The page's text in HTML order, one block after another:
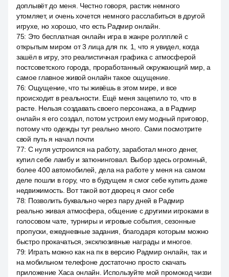
доплывёт до меня. Честно говоря, растик немного
утомляет, и очень хочется немного расслабиться в другой
игрухе, но хорошо, что есть Радмир онлайн.
75: Это бесплатная онлайн игра в жанре роллплей с
открытым миром от 3 лица для пк. 1, что я увидел, когда
зашёл в игру, это реалистичная графика с атмосферой
постсоветского города, проработанный окружающий мир, а
самое главное живой онлайн такое ощущение.
76: Ощущение, что ты живёшь в этом мире, и все
происходит в реальности. Ещё меня зацепило то, что в
расте. Нельзя создавать своего персонажа, а в Радмир
онлайн я его создал, потом устроил ему модный приговор,
потому что одежды тут реально много. Сами посмотрите
свой путь я начал почти
77: С нуля устроился на работу, заработал много денег,
купил себе ламбу и затюнинговал. Выбор здесь огромный,
более 400 автомобилей, дела на работе у меня на самом
деле пошли в гору, что в будущем я смог себе купить даже
недвижимость. Вот такой вот дворец я смог себе
78: Позволить буквально через пару дней в Радмир
реально живая атмосфера, общение с другими игроками в
голосовом чате, турниры и игровые события, сезонные
пропуски, ежедневные задания, благодаря которым можно
быстро прокачаться, эксклюзивные награды и многое.
79: Играть можно как на пк в версию Радмир онлайн, так и
на мобильном телефоне достаточно просто скачать
приложение Хаса онлайн. Используйте мой промокод чиззи